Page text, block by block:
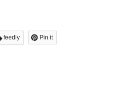
feedly Pin it